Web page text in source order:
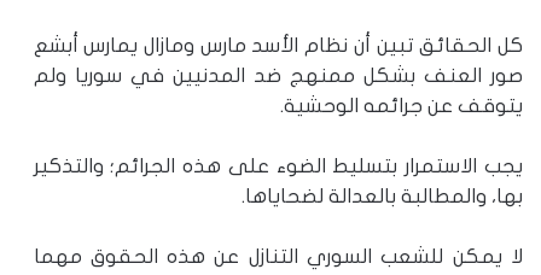
كل الحقائق تبين أن نظام الأسد مارس ومازال يمارس أبشع
صور العنف بشكل ممنهج ضد المدنيين في سوريا ولم
يتوقف عن جرائمه الوحشية.
يجب الاستمرار بتسليط الضوء على هذه الجرائم؛ والتذكير
بها، والمطالبة بالعدالة لضحاياها.
لا يمكن للشعب السوري التنازل عن هذه الحقوق مهما